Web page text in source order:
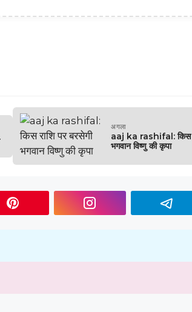
अगला
aaj ka rashifal: किस
भगवान विष्णु की कृपा